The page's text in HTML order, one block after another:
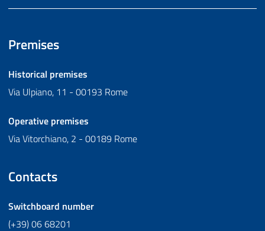
Premises
Historical premises
Via Ulpiano, 11 - 00193 Rome
Operative premises
Via Vitorchiano, 2 - 00189 Rome
Contacts
Switchboard number
(+39) 06 68201